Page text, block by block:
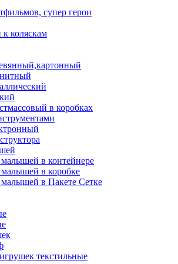
супер герои
к коляскам
в коробках
в контейнере
в коробке
малышей в Пакете Сетке
текстильные